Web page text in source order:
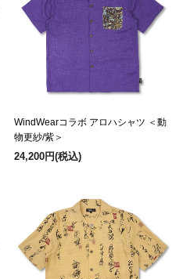
WindWearコラボ アロハシャツ ＜動
物更紗/紫＞
24,200円(税込)